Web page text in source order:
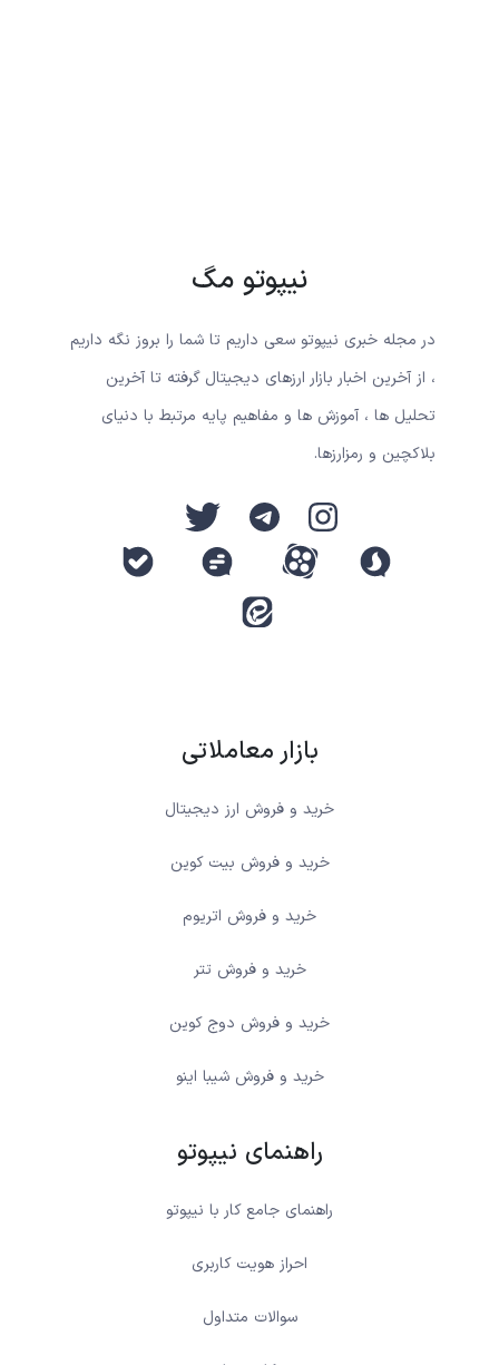
نیپوتو مگ
در مجله خبری نیپوتو سعی داریم تا شما را بروز نگه داریم
، از آخرین اخبار بازار ارزهای دیجیتال گرفته تا آخرین
تحلیل ها ، آموزش ها و مفاهیم پایه مرتبط با دنیای
بلاکچین و رمزارزها.
بازار معاملاتی
خرید و فروش ارز دیجیتال
خرید و فروش بیت کوین
خرید و فروش اتریوم
خرید و فروش تتر
خرید و فروش دوج کوین
خرید و فروش شیبا اینو
راهنمای نیپوتو
راهنمای جامع کار با نیپوتو
احراز هویت کاربری
سوالات متداول